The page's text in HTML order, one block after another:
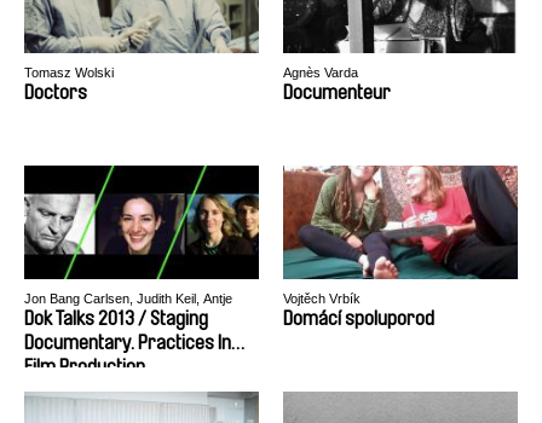
Tomasz Wolski
Doctors
Agnès Varda
Documenteur
Jon Bang Carlsen, Judith Keil, Antje
Kruska, Inès Rabadan
Dok Talks 2013 / Staging
Documentary. Practices In
Film Production
Vojtěch Vrbík
Domácí spoluporod